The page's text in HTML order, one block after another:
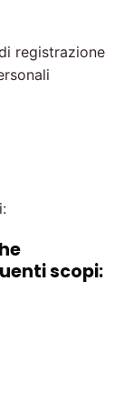
registrazione
scopi: